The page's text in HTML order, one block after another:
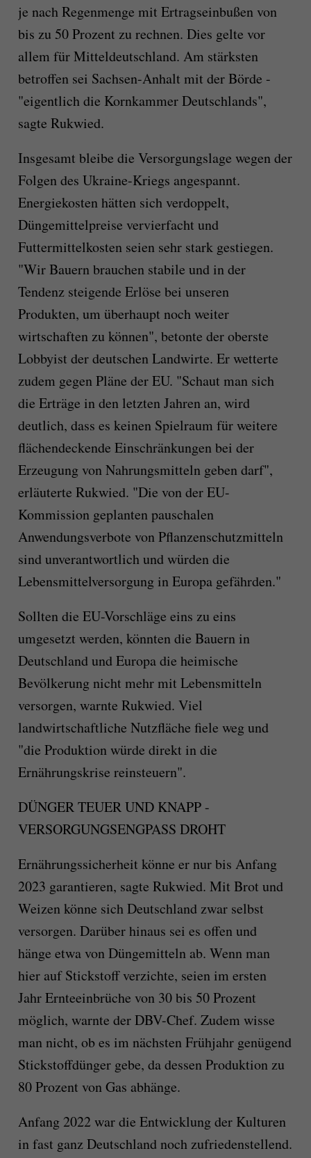
je nach Regenmenge mit Ertragseinbußen von
bis zu 50 Prozent zu rechnen. Dies gelte vor
allem für Mitteldeutschland. Am stärksten
betroffen sei Sachsen-Anhalt mit der Börde -
"eigentlich die Kornkammer Deutschlands",
sagte Rukwied.
Insgesamt bleibe die Versorgungslage wegen der
Folgen des Ukraine-Kriegs angespannt.
Energiekosten hätten sich verdoppelt,
Düngemittelpreise vervierfacht und
Futtermittelkosten seien sehr stark gestiegen.
"Wir Bauern brauchen stabile und in der
Tendenz steigende Erlöse bei unseren
Produkten, um überhaupt noch weiter
wirtschaften zu können", betonte der oberste
Lobbyist der deutschen Landwirte. Er wetterte
zudem gegen Pläne der EU. "Schaut man sich
die Erträge in den letzten Jahren an, wird
deutlich, dass es keinen Spielraum für weitere
flächendeckende Einschränkungen bei der
Erzeugung von Nahrungsmitteln geben darf",
erläuterte Rukwied. "Die von der EU-
Kommission geplanten pauschalen
Anwendungsverbote von Pflanzenschutzmitteln
sind unverantwortlich und würden die
Lebensmittelversorgung in Europa gefährden."
Sollten die EU-Vorschläge eins zu eins
umgesetzt werden, könnten die Bauern in
Deutschland und Europa die heimische
Bevölkerung nicht mehr mit Lebensmitteln
versorgen, warnte Rukwied. Viel
landwirtschaftliche Nutzfläche fiele weg und
"die Produktion würde direkt in die
Ernährungskrise reinsteuern".
DÜNGER TEUER UND KNAPP -
VERSORGUNGSENGPASS DROHT
Ernährungssicherheit könne er nur bis Anfang
2023 garantieren, sagte Rukwied. Mit Brot und
Weizen könne sich Deutschland zwar selbst
versorgen. Darüber hinaus sei es offen und
hänge etwa von Düngemitteln ab. Wenn man
hier auf Stickstoff verzichte, seien im ersten
Jahr Ernteeinbrüche von 30 bis 50 Prozent
möglich, warnte der DBV-Chef. Zudem wisse
man nicht, ob es im nächsten Frühjahr genügend
Stickstoffdünger gebe, da dessen Produktion zu
80 Prozent von Gas abhänge.
Anfang 2022 war die Entwicklung der Kulturen
in fast ganz Deutschland noch zufriedenstellend.